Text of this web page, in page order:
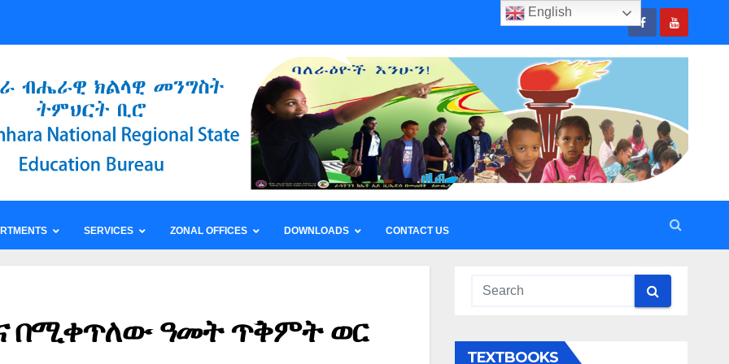
SERVICES ZONAL OFFICES DOWNLOADS CONTACT US
በሚቀጥለው ዓመት ጥቅምት ወር
TEXTBOOKS
English